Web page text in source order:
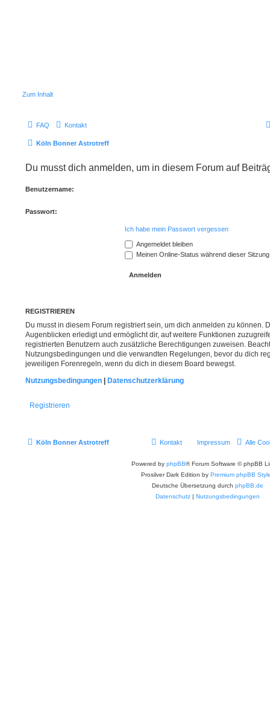
Zum Inhalt
FAQ Kontakt
Köln Bonner Astrotreff
Du musst dich anmelden, um in diesem Forum auf
Benutzername:
Passwort:
Ich habe mein Passwort vergessen
Angemeldet bleiben
Meinen Online-Status während dieser
REGISTRIEREN
Du musst in diesem Forum registriert sein, um dich anmelden zu können.
Augenblicken erledigt und ermöglicht dir, auf weitere Funktionen
registrierten Benutzern auch zusätzliche Berechtigungen zuweisen.
Nutzungsbedingungen und die verwandten Regelungen, bevor du dich
jeweiligen Forenregeln, wenn du dich in diesem Board bewegst.
Nutzungsbedingungen
Datenschutzerklärung
Registrieren
Köln Bonner Astrotreff Alle
Impressum
Kontakt
Powered by phpBB® Forum Software © phpBB
Prosilver Dark Edition by Premium phpBB
Deutsche Übersetzung durch phpBB.de
Datenschutz | Nutzungsbedingungen